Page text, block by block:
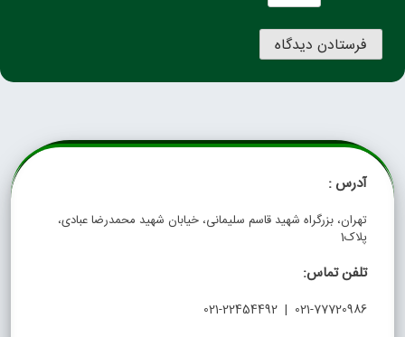
آدرس :
تهران، بزرگراه شهید قاسم سلیمانی، خیابان شهید محمدرضا عبادی،
پلاک1
تلفن تماس:
021-77720986 | 021-22454492